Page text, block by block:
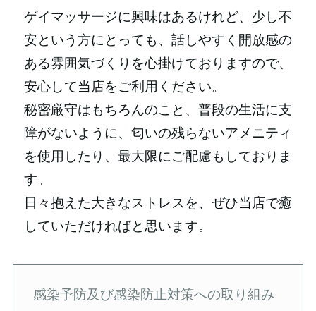
ゲイマッサージに興味はあるけれど、少し不
安という方にとっても、話しやすく開放感の
ある雰囲気づくりを心掛けておりますので、
安心して当店をご利用ください。
秘密厳守はもちろんのこと、普段の生活に支
障がないように、匂いの残らないアメニティ
を使用したり、最大限にご配慮もしておりま
す。
日々抱えた大きなストレスを、ぜひ当店で癒
していただければと思います。
感染予防及び感染防止対策への取り組み